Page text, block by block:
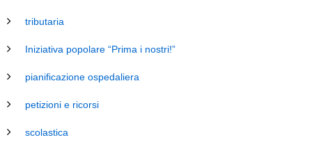
tributaria
Iniziativa popolare “Prima i nostri!”
pianificazione ospedaliera
petizioni e ricorsi
scolastica